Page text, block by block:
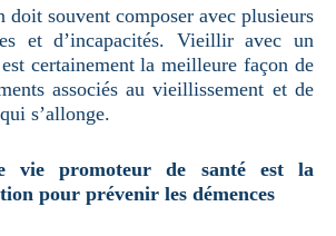
souvent composer avec plusieurs
et d’incapacités. Vieillir avec un
certainement la meilleure façon de
associés au vieillissement et de
s’allonge.
vie promoteur de santé est la
pour prévenir les démences